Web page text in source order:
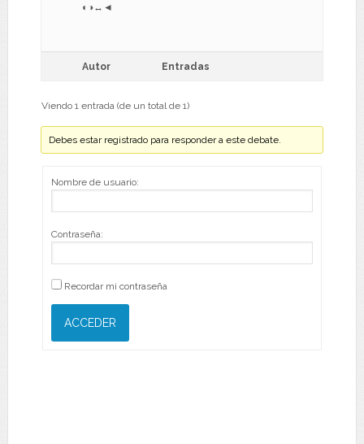
◐◑↔ ◄
Autor Entradas
Viendo 1 entrada (de un total de 1)
Debes estar registrado para responder a este debate.
Nombre de usuario:
Contraseña:
Recordar mi contraseña
ACCEDER